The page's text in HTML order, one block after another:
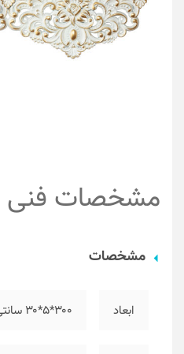
مشخصات فنی
مشخصات
ابعاد ۳۰۰*۵*۳۰ سانتی‌متر